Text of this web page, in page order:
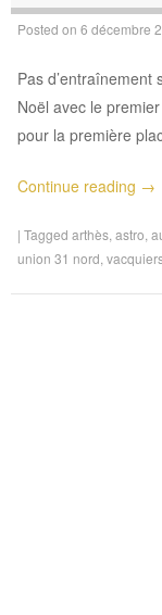
Posted on 6 décembre
Pas
Noël avec le
pour la première
Continue reading →
| Tagged arthès, astro
union 31 nord